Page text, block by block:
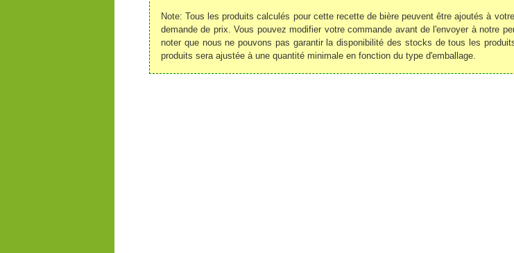
Note: Tous les produits calculés pour cette recette de bière peuvent être ajoutés à
demande de prix. Vous pouvez modifier votre commande avant de l'envoyer à notre
noter que nous ne pouvons pas garantir la disponibilité des stocks de tous les
produits sera ajustée à une quantité minimale en fonction du type d'emballage.